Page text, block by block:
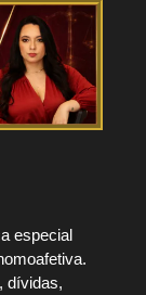
especial
dívidas,